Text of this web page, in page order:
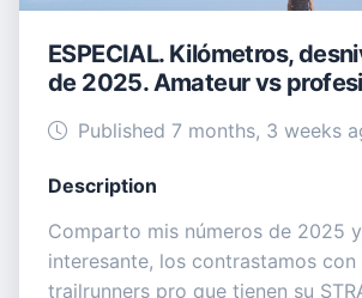
ESPECIAL. Kilómetros,
de 2025. Amateur vs
Published 7 months, 3 weeks
Description
Comparto mis números de 2025
interesante, los contrastamos
trailrunners pro que tienen su